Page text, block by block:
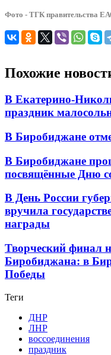
Фото - ТГК правительства
Похожие
В Екатерино-
праздник
В Биробиджане
В Биробиджане
посвящённые Дню
В День России
вручила
награды
Творческий финал
Биробиджана: в
Победы
Теги
ДНР
ЛНР
воссоединения
праздник